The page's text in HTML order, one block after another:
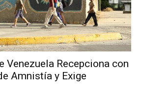
Venezuela Recepciona con
Amnistía y Exige